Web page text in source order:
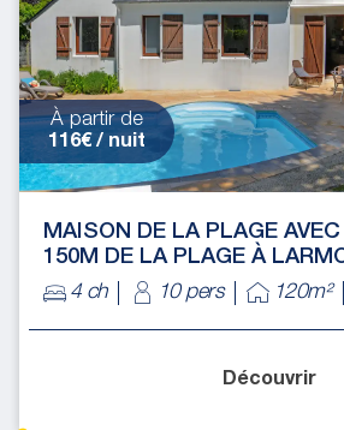
À partir de
116€ / nuit
MAISON DE LA PLAGE
150M DE LA PLAGE À
4 ch
10 pers 120m²
Découvrir